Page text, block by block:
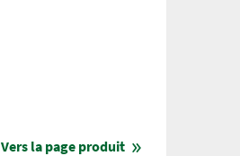
Vers la page produit